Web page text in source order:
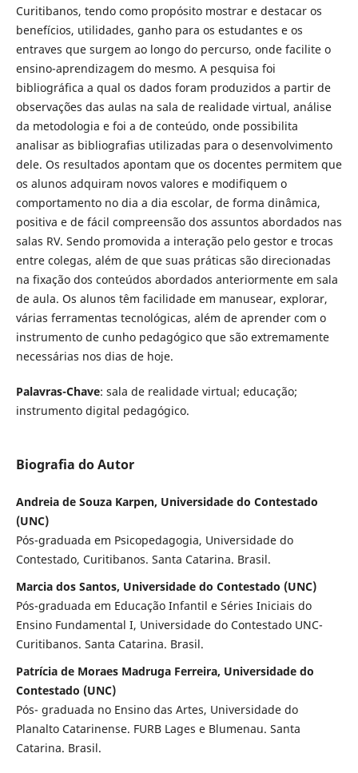
Curitibanos, tendo como propósito mostrar e destacar os
benefícios, utilidades, ganho para os estudantes e os
entraves que surgem ao longo do percurso, onde facilite o
ensino-aprendizagem do mesmo. A pesquisa foi
bibliográfica a qual os dados foram produzidos a partir de
observações das aulas na sala de realidade virtual, análise
da metodologia e foi a de conteúdo, onde possibilita
analisar as bibliografias utilizadas para o desenvolvimento
dele. Os resultados apontam que os docentes permitem que
os alunos adquiram novos valores e modifiquem o
comportamento no dia a dia escolar, de forma dinâmica,
positiva e de fácil compreensão dos assuntos abordados nas
salas RV. Sendo promovida a interação pelo gestor e trocas
entre colegas, além de que suas práticas são direcionadas
na fixação dos conteúdos abordados anteriormente em sala
de aula. Os alunos têm facilidade em manusear, explorar,
várias ferramentas tecnológicas, além de aprender com o
instrumento de cunho pedagógico que são extremamente
necessárias nos dias de hoje.
Palavras-Chave: sala de realidade virtual; educação;
instrumento digital pedagógico.
Biografia do Autor
Andreia de Souza Karpen, Universidade do Contestado
(UNC)
Pós-graduada em Psicopedagogia, Universidade do
Contestado, Curitibanos. Santa Catarina. Brasil.
Marcia dos Santos, Universidade do Contestado (UNC)
Pós-graduada em Educação Infantil e Séries Iniciais do
Ensino Fundamental I, Universidade do Contestado UNC-
Curitibanos. Santa Catarina. Brasil.
Patrícia de Moraes Madruga Ferreira, Universidade do
Contestado (UNC)
Pós- graduada no Ensino das Artes, Universidade do
Planalto Catarinense. FURB Lages e Blumenau. Santa
Catarina. Brasil.